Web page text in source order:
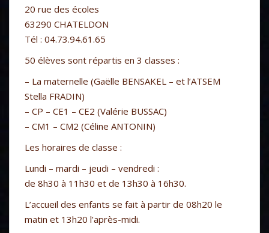
20 rue des écoles
63290 CHATELDON
Tél : 04.73.94.61.65
50 élèves sont répartis en 3 classes :
– La maternelle (Gaëlle BENSAKEL – et l’ATSEM
Stella FRADIN)
– CP – CE1 – CE2 (Valérie BUSSAC)
– CM1 – CM2 (Céline ANTONIN)
Les horaires de classe :
Lundi – mardi – jeudi – vendredi :
de 8h30 à 11h30 et de 13h30 à 16h30.
L’accueil des enfants se fait à partir de 08h20 le
matin et 13h20 l’après-midi.